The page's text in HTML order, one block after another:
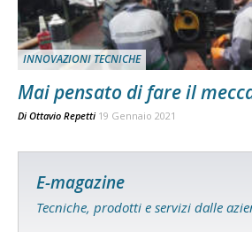
INNOVAZIONI TECNICHE
Mai pensato di fare il
Di Ottavio Repetti 19 Gennaio 2021
E-magazine
Tecniche, prodotti e servizi dalle